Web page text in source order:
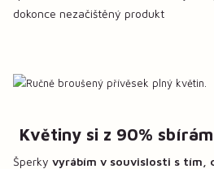
dokonce nezačištěný produkt
Květiny si z 90%
Šperky vyrábím v souvislosti s tím,